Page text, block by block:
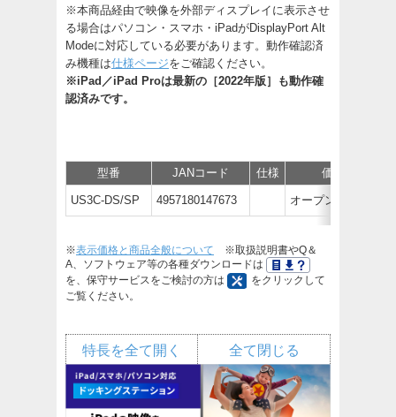
※本商品経由で映像を外部ディスプレイに表示させ
る場合はパソコン・スマホ・iPadがDisplayPort Alt
Modeに対応している必要があります。動作確認済
み機種は仕様ページをご確認ください。
※iPad／iPad Proは最新の［2022年版］も動作確
認済みです。
型番 JANコード 仕様 価格
US3C-DS/SP 4957180147673 オープン価格
※表示価格と商品全般について ※取扱説明書やQ＆
A、ソフトウェア等の各種ダウンロードは
を、保守サービスをご検討の方は
をクリックして
ご覧ください。
全て閉じる
特長を全て開く